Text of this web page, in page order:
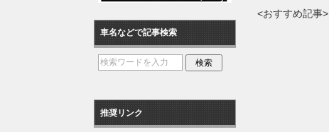
<おすすめ記事>
車名などで記事検索
推奨リンク